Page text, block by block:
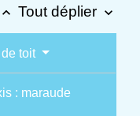
keyboard_arrow_up Tout déplier keyboard_arrow_down
toit
: maraude